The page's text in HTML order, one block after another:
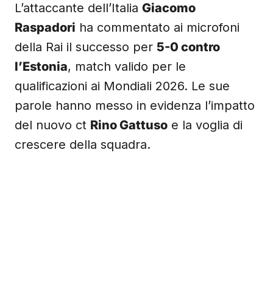
L’attaccante dell’Italia Giacomo
Raspadori ha commentato ai microfoni
della Rai il successo per 5-0 contro
l’Estonia, match valido per le
qualificazioni ai Mondiali 2026. Le sue
parole hanno messo in evidenza l’impatto
del nuovo ct Rino Gattuso e la voglia di
crescere della squadra.